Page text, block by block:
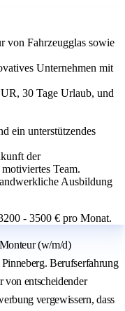
von Fahrzeugglas sowie
Unternehmen mit
30 Tage Urlaub, und
ein unterstützendes
der
Team.
Ausbildung
- 3500 € pro Monat.
(w/m/d)
Berufserfahrung
von entscheidender
vergewissern, dass